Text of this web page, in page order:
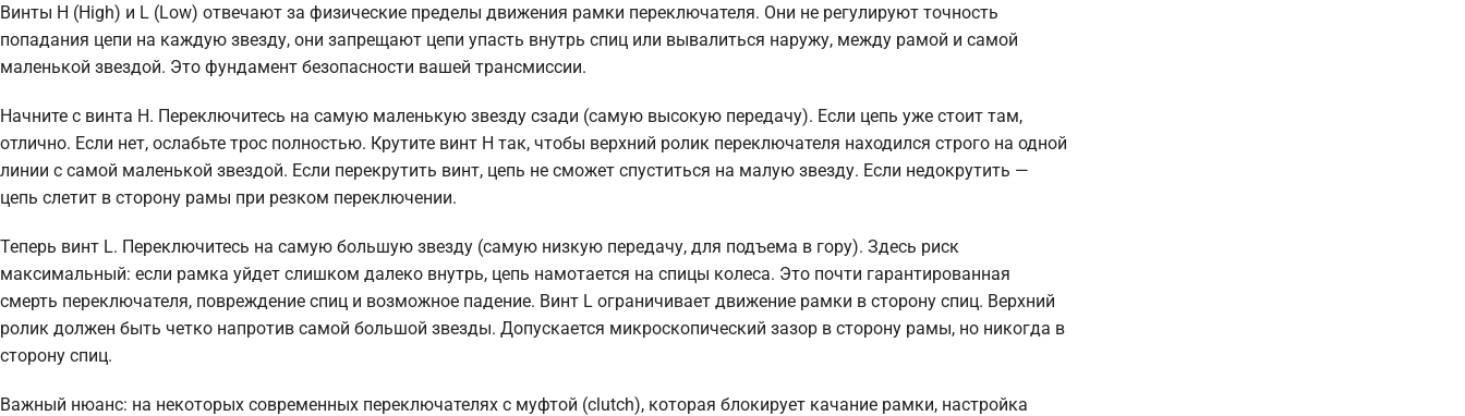
Винты H (High) и L (Low) отвечают за физические пределы движения рамки переключателя. Они не регулируют точность
попадания цепи на каждую звезду, они запрещают цепи упасть внутрь спиц или вывалиться наружу, между рамой и самой
маленькой звездой. Это фундамент безопасности вашей трансмиссии.
Начните с винта H. Переключитесь на самую маленькую звезду сзади (самую высокую передачу). Если цепь уже стоит там,
отлично. Если нет, ослабьте трос полностью. Крутите винт H так, чтобы верхний ролик переключателя находился строго на одной
линии с самой маленькой звездой. Если перекрутить винт, цепь не сможет спуститься на малую звезду. Если недокрутить —
цепь слетит в сторону рамы при резком переключении.
Теперь винт L. Переключитесь на самую большую звезду (самую низкую передачу, для подъема в гору). Здесь риск
максимальный: если рамка уйдет слишком далеко внутрь, цепь намотается на спицы колеса. Это почти гарантированная
смерть переключателя, повреждение спиц и возможное падение. Винт L ограничивает движение рамки в сторону спиц. Верхний
ролик должен быть четко напротив самой большой звезды. Допускается микроскопический зазор в сторону рамы, но никогда в
сторону спиц.
Важный нюанс: на некоторых современных переключателях с муфтой (clutch), которая блокирует качание рамки, настройка